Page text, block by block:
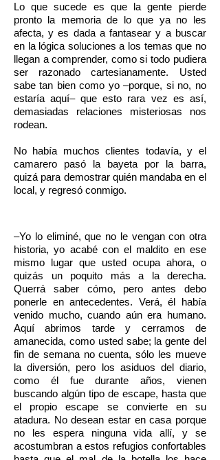
Lo que sucede es que la gente pierde
pronto la memoria de lo que ya no les
afecta, y es dada a fantasear y a buscar
en la lógica soluciones a los temas que no
llegan a comprender, como si todo pudiera
ser razonado cartesianamente. Usted
sabe tan bien como yo –porque, si no, no
estaría aquí– que esto rara vez es así,
demasiadas relaciones misteriosas nos
rodean.
No había muchos clientes todavía, y el
camarero pasó la bayeta por la barra,
quizá para demostrar quién mandaba en el
local, y regresó conmigo.
–Yo lo eliminé, que no le vengan con otra
historia, yo acabé con el maldito en ese
mismo lugar que usted ocupa ahora, o
quizás un poquito más a la derecha.
Querrá saber cómo, pero antes debo
ponerle en antecedentes. Verá, él había
venido mucho, cuando aún era humano.
Aquí abrimos tarde y cerramos de
amanecida, como usted sabe; la gente del
fin de semana no cuenta, sólo les mueve
la diversión, pero los asiduos del diario,
como él fue durante años, vienen
buscando algún tipo de escape, hasta que
el propio escape se convierte en su
atadura. No desean estar en casa porque
no les espera ninguna vida allí, y se
acostumbran a estos refugios confortables